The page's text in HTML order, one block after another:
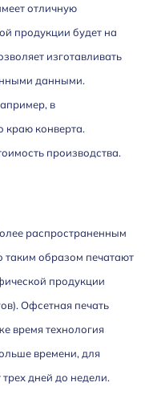
отличную
продукции будет на
изготавливать
данными.
в
краю конверта.
производства.
распространенным
образом печатают
продукции
Офсетная печать
время технология
времени, для
дней до недели.